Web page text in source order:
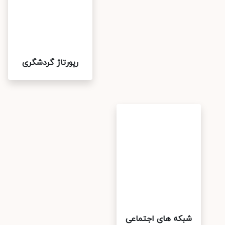
رپورتاژ گردشگری
شبکه های اجتماعی